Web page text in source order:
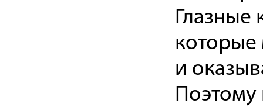
Глазные
которые
и
Поэтому